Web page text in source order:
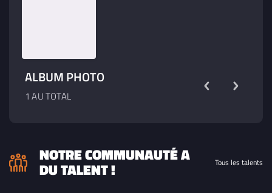
ALBUM PHOTO
1 AU TOTAL
NOTRE COMMUNAUTÉ A
DU TALENT ! Tous les talents